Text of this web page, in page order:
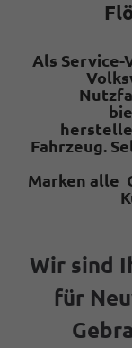
Als
Fahrzeug.
Marken alle
Wir sind
für